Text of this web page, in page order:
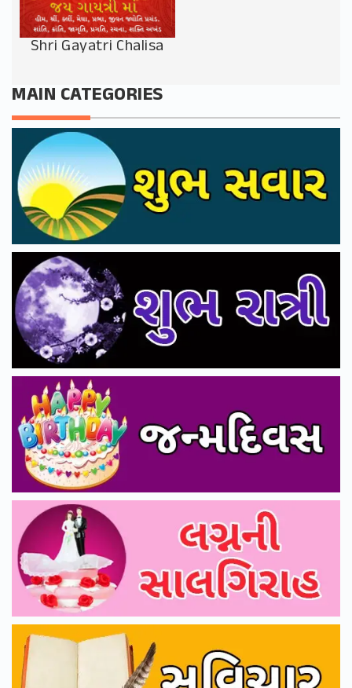
Shri Gayatri Chalisa
MAIN CATEGORIES